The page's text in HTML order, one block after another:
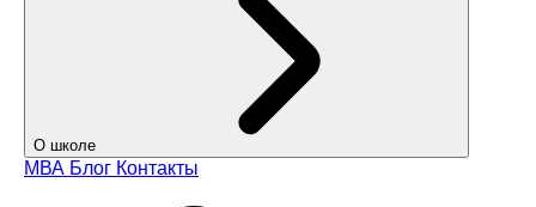
О школе
МВА Блог Контакты